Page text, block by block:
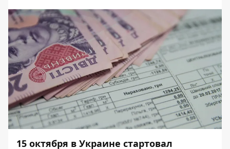
15 октября в Украине стартовал